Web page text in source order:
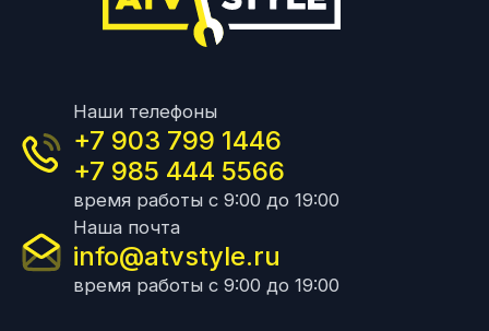
Наши телефоны
+7 903 799 1446
+7 985 444 5566
время работы с 9:00 до 19:00
Наша почта
info@atvstyle.ru
время работы с 9:00 до 19:00